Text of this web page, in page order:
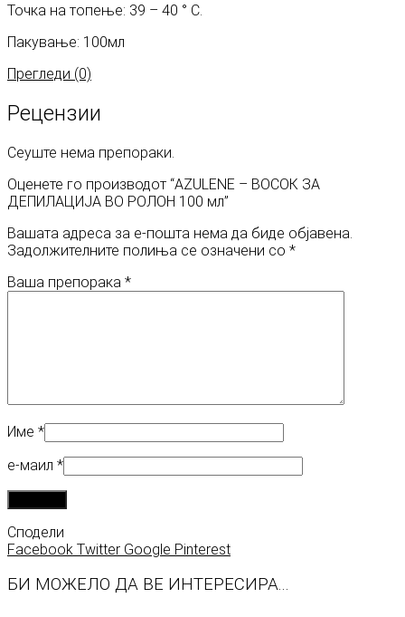
Точка на топење: 39 – 40 ° С.
Пакување: 100мл
Прегледи (0)
Рецензии
Сеуште нема препораки.
Оценете го производот “AZULENE – ВОСОК ЗА
ДЕПИЛАЦИЈА ВО РОЛОН 100 мл”
Вашата адреса за е-пошта нема да биде објавена.
Задолжителните полиња се означени со *
Ваша препорака *
Име *
е-маил *
Сподели
Facebook Twitter Google Pinterest
БИ МОЖЕЛО ДА ВЕ ИНТЕРЕСИРА...